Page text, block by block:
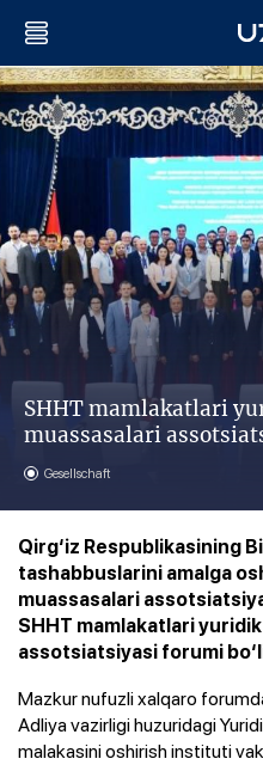
SHHT mamlakatlari
muassasalari
Gesellschaft
Qirg‘iz Respublikasining
tashabbuslarini amalga
muassasalari
SHHT mamlakatlari
assotsiatsiyasi forumi
Mazkur nufuzli xalqaro
Adliya vazirligi huzuridagi
malakasini oshirish instituti